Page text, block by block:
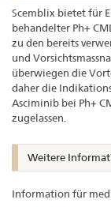
Scemblix bietet für
behandelter Ph+
zu den bereits
und
überwiegen die
daher die
Asciminib bei Ph+
zugelassen.
Weitere
Information für